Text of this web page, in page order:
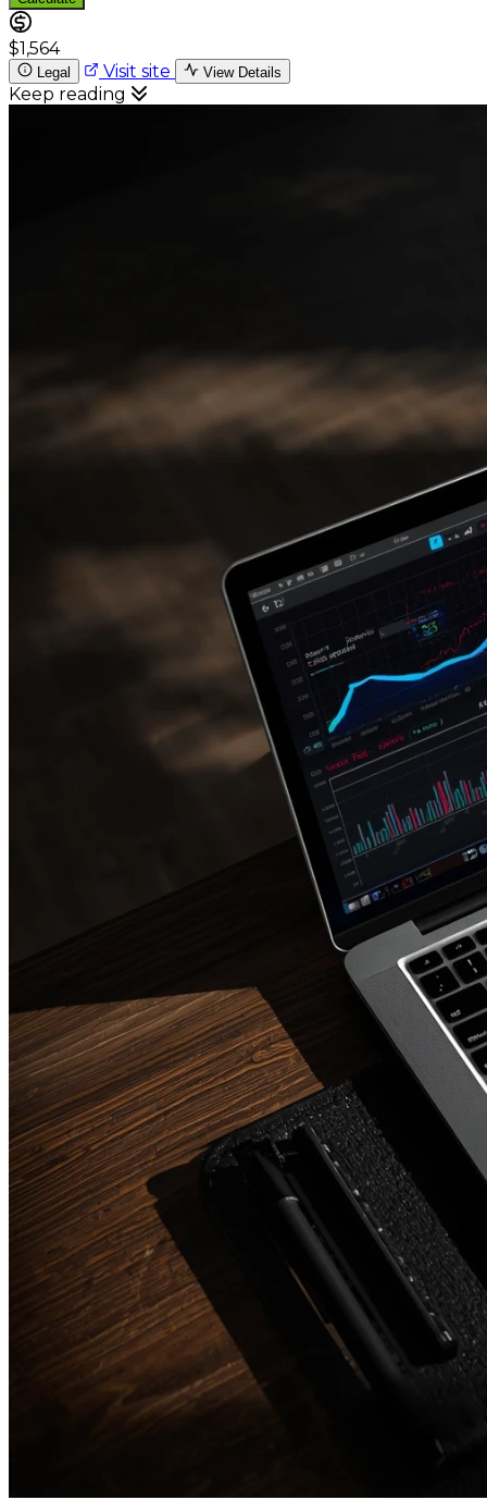
$1,564
Legal Visit site View Details
Keep reading